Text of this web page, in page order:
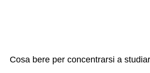
Cosa bere per concentrarsi a